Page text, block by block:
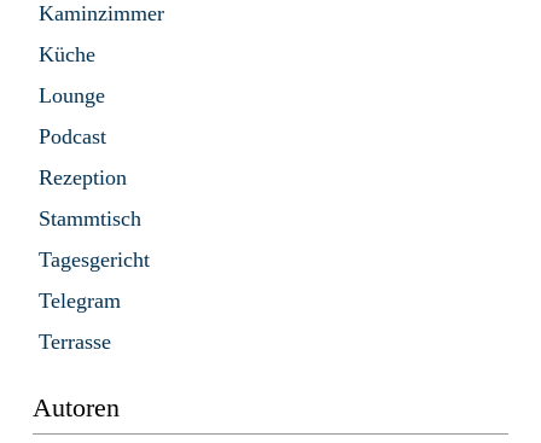
Kaminzimmer
Küche
Lounge
Podcast
Rezeption
Stammtisch
Tagesgericht
Telegram
Terrasse
Autoren